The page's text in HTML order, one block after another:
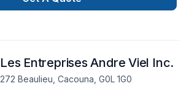
Les Entreprises Andre Viel Inc.
272 Beaulieu, Cacouna, G0L 1G0